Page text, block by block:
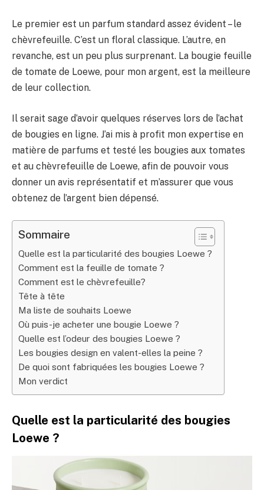
Le premier est un parfum standard assez évident – le
chèvrefeuille. C’est un floral classique. L’autre, en
revanche, est un peu plus surprenant. La bougie feuille
de tomate de Loewe, pour mon argent, est la meilleure
de leur collection.
Il serait sage d’avoir quelques réserves lors de l’achat
de bougies en ligne. J’ai mis à profit mon expertise en
matière de parfums et testé les bougies aux tomates
et au chèvrefeuille de Loewe, afin de pouvoir vous
donner un avis représentatif et m’assurer que vous
obtenez de l’argent bien dépensé.
Sommaire
Quelle est la particularité des bougies Loewe ?
Comment est la feuille de tomate ?
Comment est le chèvrefeuille?
Tête à tête
Ma liste de souhaits Loewe
Où puis-je acheter une bougie Loewe ?
Quelle est l’odeur des bougies Loewe ?
Les bougies design en valent-elles la peine ?
De quoi sont fabriquées les bougies Loewe ?
Mon verdict
Quelle est la particularité des bougies
Loewe ?